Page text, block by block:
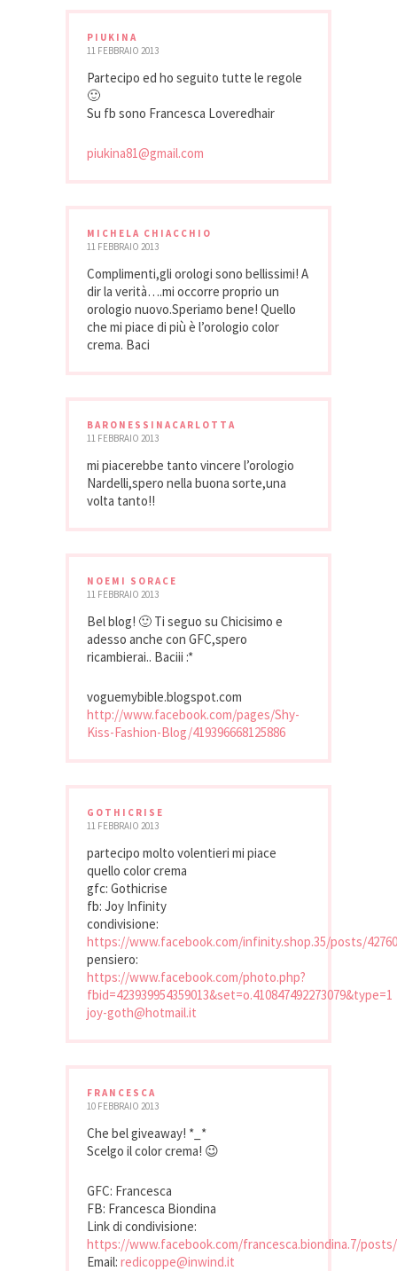
PIUKINA
11 FEBBRAIO 2013
Partecipo ed ho seguito tutte le regole
🙂
Su fb sono Francesca Loveredhair
piukina81@gmail.com
MICHELA CHIACCHIO
11 FEBBRAIO 2013
Complimenti,gli orologi sono bellissimi! A
dir la verità….mi occorre proprio un
orologio nuovo.Speriamo bene! Quello
che mi piace di più è l’orologio color
crema. Baci
BARONESSINACARLOTTA
11 FEBBRAIO 2013
mi piacerebbe tanto vincere l’orologio
Nardelli,spero nella buona sorte,una
volta tanto!!
NOEMI SORACE
11 FEBBRAIO 2013
Bel blog! 🙂 Ti seguo su Chicisimo e
adesso anche con GFC,spero
ricambierai.. Baciii :*
voguemybible.blogspot.com
http://www.facebook.com/pages/Shy-
Kiss-Fashion-Blog/419396668125886
GOTHICRISE
11 FEBBRAIO 2013
partecipo molto volentieri mi piace
quello color crema
gfc: Gothicrise
fb: Joy Infinity
condivisione:
https://www.facebook.com/infinity.shop.35/posts/
pensiero:
https://www.facebook.com/photo.php?
fbid=423939954359013&set=o.410847492273079&type=1
joy-goth@hotmail.it
FRANCESCA
10 FEBBRAIO 2013
Che bel giveaway! *_*
Scelgo il color crema! 😉
GFC: Francesca
FB: Francesca Biondina
Link di condivisione:
https://www.facebook.com/francesca.biondina.7/posts/
Email: redicoppe@inwind.it